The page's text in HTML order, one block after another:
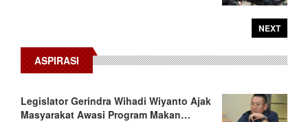
NEXT
ASPIRASI
Legislator Gerindra Wihadi Wiyanto Ajak
Masyarakat Awasi Program Makan…